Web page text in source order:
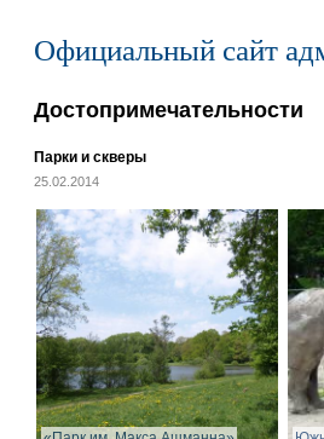
Официальный сайт
Достопримечательности
Парки и скверы
25.02.2014